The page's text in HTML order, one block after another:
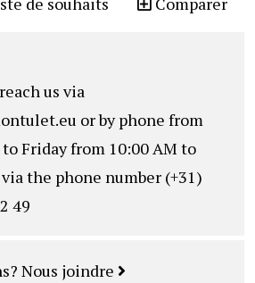
us via
or by phone from
to Friday from 10:00 AM to
the phone number (+31)
49
Nous joindre